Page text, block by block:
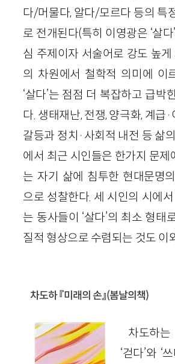
다/머물다, 알다/모르다 등의 특
로 전개된다(특히 이영광은 ‘살
심 주제이자 서술어로 강도 높
의 차원에서 철학적 의미에 이
‘살다’는 점점 더 복잡하고 급박
다. 생태재난, 전쟁, 양극화, 계급
갈등과 정치·사회적 내전 등 삶
에서 최근 시인들은 한가지 문제
는 자기 삶에 침투한 현대문명
으로 성찰한다. 세 시인의 시에서
는 동사들이 ‘살다’의 최소 형태
질적 형상으로 수렴되는 것도 이
차도하 『미래의 손』(봄날의책)
차도하
‘걷다’와 ‘